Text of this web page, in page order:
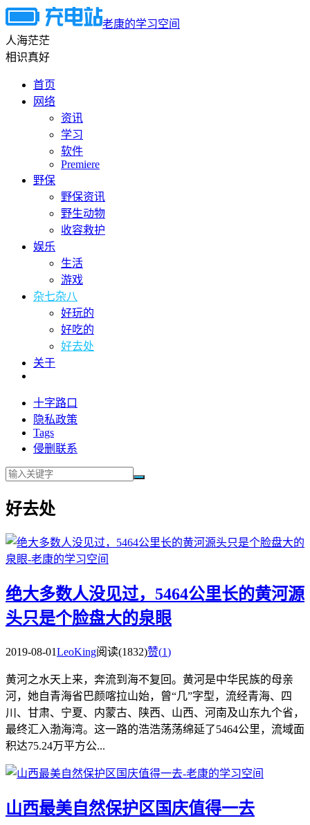
老康的学习空间
人海茫茫
相识真好
首页
网络
资讯
学习
软件
Premiere
野保
野保资讯
野生动物
收容救护
娱乐
生活
游戏
杂七杂八
好玩的
好吃的
好去处
关于
十字路口
隐私政策
Tags
侵删联系
好去处
绝大多数人没见过，5464公里长的黄河源
头只是个脸盘大的泉眼
2019-08-01LeoKing阅读(1832)赞(1)
黄河之水天上来，奔流到海不复回。黄河是中华民族的母亲
河，她自青海省巴颜喀拉山始，曾“几”字型，流经青海、四
川、甘肃、宁夏、内蒙古、陕西、山西、河南及山东九个省，
最终汇入渤海湾。这一路的浩浩荡荡绵延了5464公里，流域面
积达75.24万平方公...
山西最美自然保护区国庆值得一去